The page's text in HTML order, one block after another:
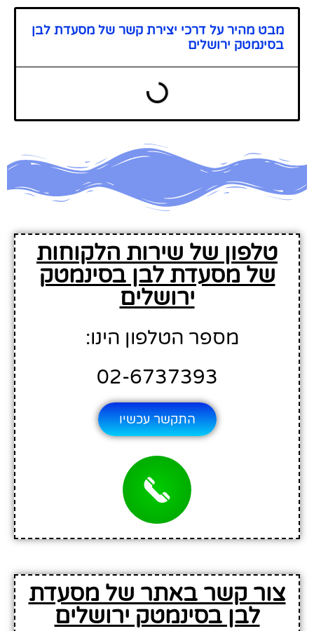
מבט מהיר על דרכי יצירת קשר של מסעדת לבן
בסינמטק ירושלים
טלפון של שירות הלקוחות
של מסעדת לבן בסינמטק
ירושלים
מספר הטלפון הינו:
02-6737393
התקשר עכשיו
צור קשר באתר של מסעדת
לבן בסינמטק ירושלים